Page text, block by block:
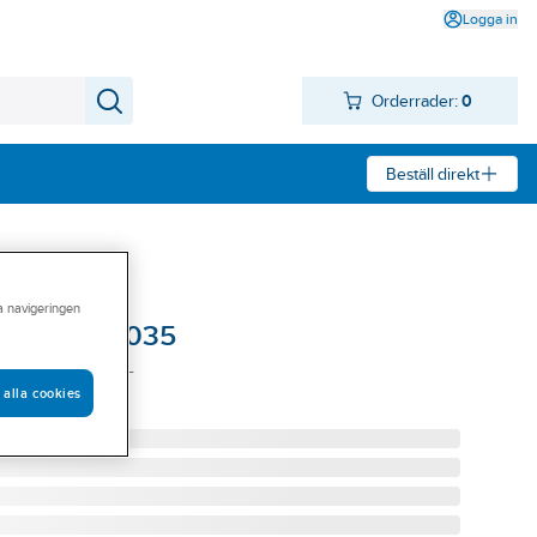
Logga in
Orderrader: 0
Beställ direkt
3305-1035
GRÅ STL 4XL
navigeringen
alla cookies